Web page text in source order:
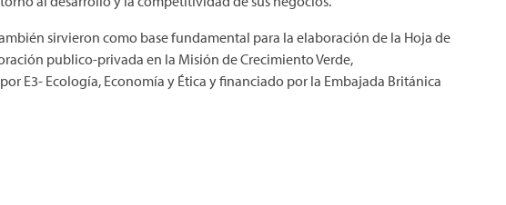
sirvieron como base fundamental para la elaboración de la Hoja de
publico-privada en la Misión de Crecimiento Verde,
E3- Ecología, Economía y Ética y financiado por la Embajada Británica